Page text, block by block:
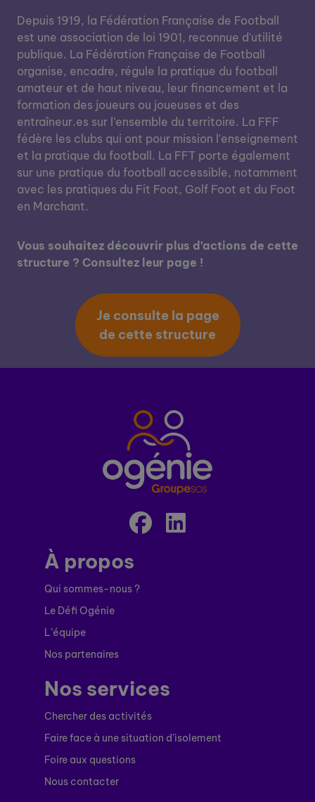
Depuis 1919, la Fédération Française de Football
est une association de loi 1901, reconnue d'utilité
publique. La Fédération Française de Football
organise, encadre, régule la pratique du football
amateur et de haut niveau, leur financement et la
formation des joueurs ou joueuses et des
entraîneur.es sur l’ensemble du territoire. La FFF
fédère les clubs qui ont pour mission l'enseignement
et la pratique du football. La FFT porte également
sur une pratique du football accessible, notamment
avec les pratiques du Fit Foot, Golf Foot et du Foot
en Marchant.
Vous souhaitez découvrir plus d’actions de cette
structure ? Consultez leur page !
Je consulte la page
de cette structure
À propos
Qui sommes-nous ?
Le Défi Ogénie
L’équipe
Nos partenaires
Nos services
Chercher des activités
Faire face à une situation d’isolement
Foire aux questions
Nous contacter